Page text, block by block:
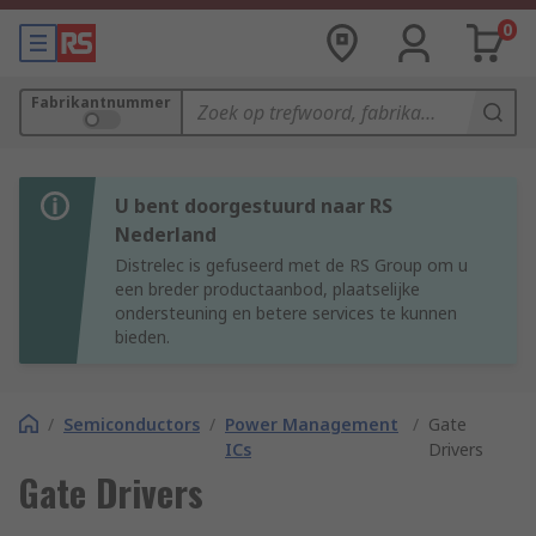
0
Fabrikantnummer
U bent doorgestuurd naar RS
Nederland
Distrelec is gefuseerd met de RS Group om u
een breder productaanbod, plaatselijke
ondersteuning en betere services te kunnen
bieden.
/ Semiconductors / Power Management
ICs
/ Gate
Drivers
Gate Drivers